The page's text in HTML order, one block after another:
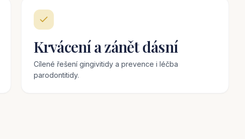
Krvácení a zánět dásní
Cílené řešení gingivitidy a prevence i léčba
parodontitidy.